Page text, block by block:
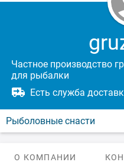
Частное производство
для рыбалки
Есть служба
Рыболовные снасти
О КОМПАНИИ